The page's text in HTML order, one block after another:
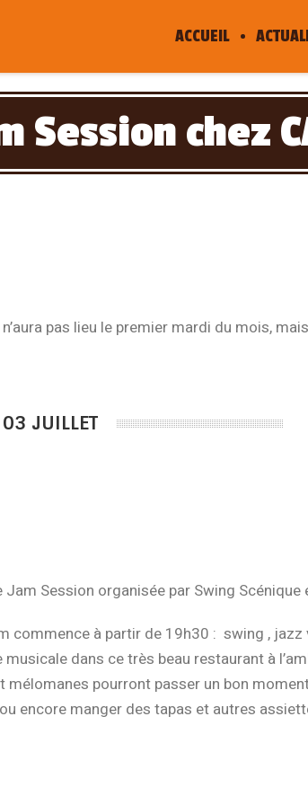
ACCUEIL
Session chez
pas lieu le premier mardi du mois,
03 JUILLET
Jam Session organisée par Swing Scénique
commence à partir de 19h30 : swing , jazz
musicale dans ce très beau restaurant à
mélomanes pourront passer un bon
encore manger des tapas et autres